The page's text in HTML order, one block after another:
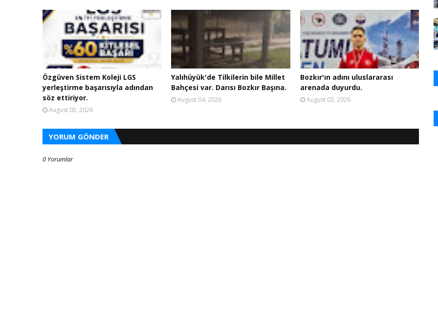
Özgüven Sistem Koleji LGS
yerleştirme başarısıyla adından
söz ettiriyor.
August 05, 2026
Yalıhüyük'de Tilkilerin bile Millet
Bahçesi var. Darısı Bozkır Başına.
August 04, 2026
Bozkır'ın adını uluslararası
arenada duyurdu.
August 03, 2026
YORUM GÖNDER
0 Yorumlar